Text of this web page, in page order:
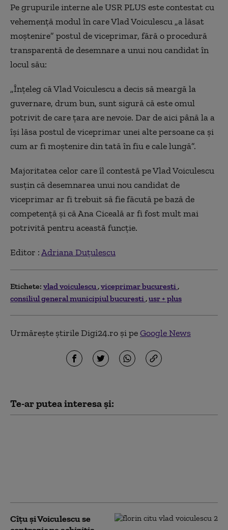
Pe grupurile interne ale USR PLUS este contestat cu
vehemență modul în care Vlad Voiculescu „a lăsat
moștenire” postul de viceprimar, fără o procedură
transparentă de desemnare a unui nou candidat în
locul său:
„Înțeleg că Vlad Voiculescu a decis să meargă la
guvernare, drum bun, sunt sigură că este omul
potrivit de care țara are nevoie. Dar de aici până la a
își lăsa postul de viceprimar unei alte persoane ca și
cum ar fi moștenire din tată în fiu e cale lungă”.
Majoritatea celor care îl contestă pe Vlad Voiculescu
susțin că desemnarea unui nou candidat de
viceprimar ar fi trebuit să fie făcută pe bază de
competență și că Ana Ciceală ar fi fost mult mai
potrivită pentru această funcție.
Editor :Adriana Duțulescu
Etichete: vlad voiculescu viceprimar bucuresti
consiliul general municipiul bucuresti usr + plus
Urmărește știrile Digi24.ro și peGoogle News
Te-ar putea interesa și:
Cîțu și Voiculescu se